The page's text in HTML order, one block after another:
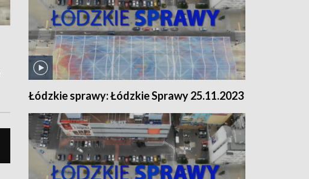
Łódzkie sprawy: Łódzkie Sprawy 25.11.2023